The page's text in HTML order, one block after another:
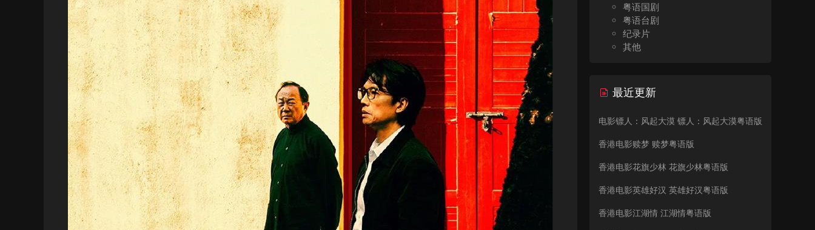
粤语国剧
粤语台剧
纪录片
其他
最近更新
电影镖人：风起大漠 镖人：风起大漠粤语版
香港电影赎梦 赎梦粤语版
香港电影花旗少林 花旗少林粤语版
香港电影英雄好汉 英雄好汉粤语版
香港电影江湖情 江湖情粤语版